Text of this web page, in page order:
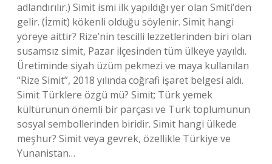
adlandırılır.) Simit ismi ilk yapıldığı yer olan Smiti’den
gelir. (İzmit) kökenli olduğu söylenir. Simit hangi
yöreye aittir? Rize’nin tescilli lezzetlerinden biri olan
susamsız simit, Pazar ilçesinden tüm ülkeye yayıldı.
Üretiminde siyah üzüm pekmezi ve maya kullanılan
“Rize Simit”, 2018 yılında coğrafi işaret belgesi aldı.
Simit Türklere özgü mü? Simit; Türk yemek
kültürünün önemli bir parçası ve Türk toplumunun
sosyal sembollerinden biridir. Simit hangi ülkede
meşhur? Simit veya gevrek, özellikle Türkiye ve
Yunanistan…